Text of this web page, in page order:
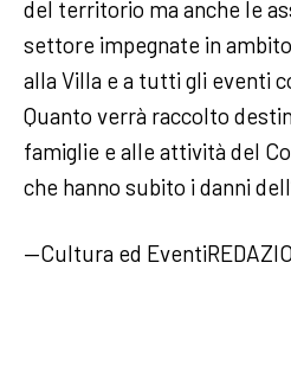
del territorio ma anche le
settore impegnate in
alla Villa e a tutti gli eventi
Quanto verrà raccolto
famiglie e alle attività del
che hanno subito i danni
—Cultura ed